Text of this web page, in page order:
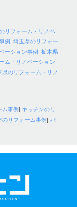
リフォーム・リノベ
例|埼玉県のリフォー
ーション事例|栃木県
ム・リノベーション
県のリフォーム・リノ
ム事例| キッチンのリ
のリフォーム事例| バ